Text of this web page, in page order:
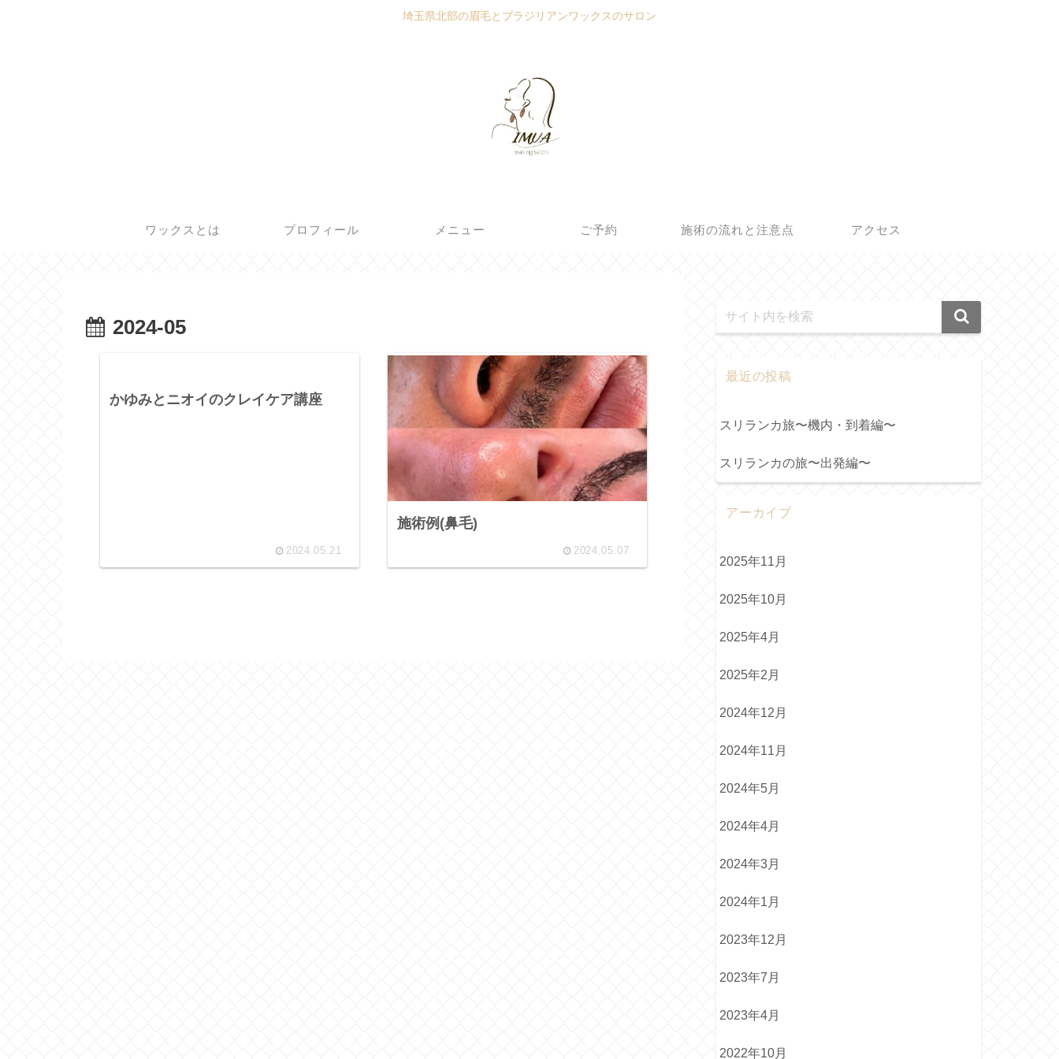
埼玉県北部の眉毛とブラジリアンワックスのサロン
ワックスとは プロフィール メニュー ご予約 施術の流れと注意点 アクセス
2024-05
かゆみとニオイのクレイケア講座
2024.05.21
施術例(鼻毛)
2024.05.07
最近の投稿
スリランカ旅〜機内・到着編〜
スリランカの旅〜出発編〜
アーカイブ
2025年11月
2025年10月
2025年4月
2025年2月
2024年12月
2024年11月
2024年5月
2024年4月
2024年3月
2024年1月
2023年12月
2023年7月
2023年4月
2022年10月